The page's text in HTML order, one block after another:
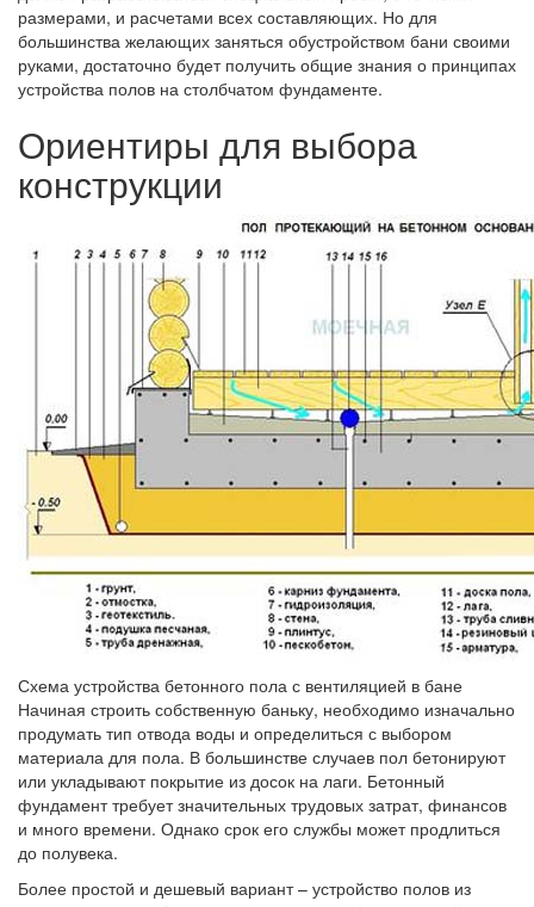
размерами, и расчетами всех составляющих. Но для
большинства желающих заняться обустройством бани своими
руками, достаточно будет получить общие знания о принципах
устройства полов на столбчатом фундаменте.
Ориентиры для выбора
конструкции
Схема устройства бетонного пола с вентиляцией в бане
Начиная строить собственную баньку, необходимо изначально
продумать тип отвода воды и определиться с выбором
материала для пола. В большинстве случаев пол бетонируют
или укладывают покрытие из досок на лаги. Бетонный
фундамент требует значительных трудовых затрат, финансов
и много времени. Однако срок его службы может продлиться
до полувека.
Более простой и дешевый вариант – устройство полов из